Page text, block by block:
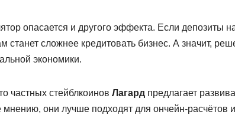
опасается и другого эффекта. Если депозиты
станет сложнее кредитовать бизнес. А значит,
экономики.
частных стейблкоинов Лагард предлагает
мнению, они лучше подходят для ончейн-расчётов